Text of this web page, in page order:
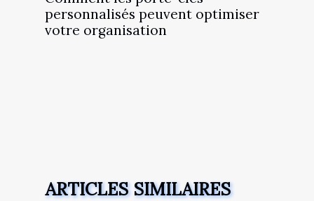
personnalisés peuvent optimiser
votre organisation
ARTICLES SIMILAIRES